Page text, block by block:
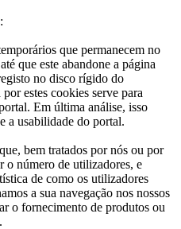
que permanecem no
que este abandone a página
no disco rígido do
estes cookies serve para
Em última análise, isso
a usabilidade do portal.
bem tratados por nós ou por
o número de utilizadores, e
de como os utilizadores
a sua navegação nos nossos
o fornecimento de produtos ou